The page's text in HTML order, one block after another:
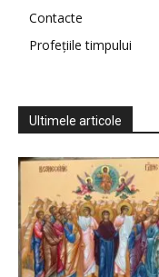
Contacte
Profețiile timpului
Ultimele articole